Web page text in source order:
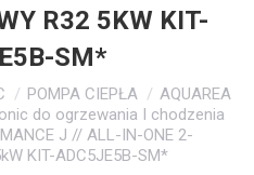
R32 5KW KIT-
SM*
POMPA CIEPŁA
AQUAREA
do ogrzewania I chodzenia
J // ALL-IN-ONE 2-
KIT-ADC5JE5B-SM*